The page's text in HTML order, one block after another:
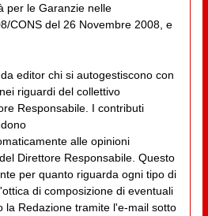
per le Garanzie nelle
CONS del 26 Novembre 2008, e
editor chi si autogestiscono con
riguardi del collettivo
Responsabile. I contributi
alle opinioni
Direttore Responsabile. Questo
per quanto riguarda ogni tipo di
di composizione di eventuali
la Redazione tramite l'e-mail sotto